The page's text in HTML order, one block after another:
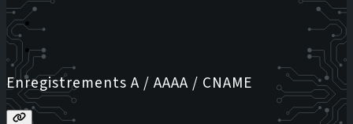
Enregistrements A / AAAA / CNAME